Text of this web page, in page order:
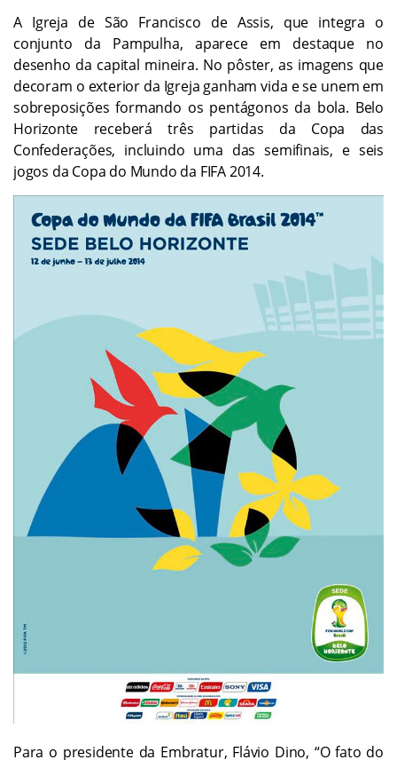
A Igreja de São Francisco de Assis, que integra o
conjunto da Pampulha, aparece em destaque no
desenho da capital mineira. No pôster, as imagens que
decoram o exterior da Igreja ganham vida e se unem em
sobreposições formando os pentágonos da bola. Belo
Horizonte receberá três partidas da Copa das
Confederações, incluindo uma das semifinais, e seis
jogos da Copa do Mundo da FIFA 2014.
Para o presidente da Embratur, Flávio Dino, “O fato do